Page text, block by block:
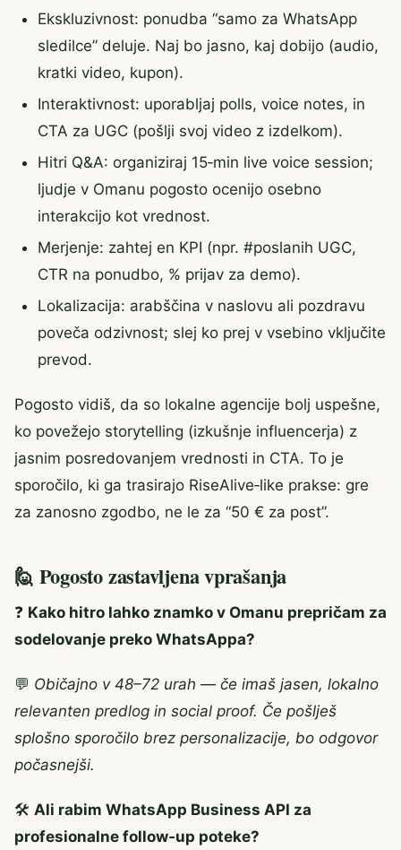
Ekskluzivnost: ponudba “samo za WhatsApp
sledilce” deluje. Naj bo jasno, kaj dobijo (audio,
kratki video, kupon).
Interaktivnost: uporabljaj polls, voice notes, in
CTA za UGC (pošlji svoj video z izdelkom).
Hitri Q&A: organiziraj 15‑min live voice session;
ljudje v Omanu pogosto ocenijo osebno
interakcijo kot vrednost.
Merjenje: zahtej en KPI (npr. #poslanih UGC,
CTR na ponudbo, % prijav za demo).
Lokalizacija: arabščina v naslovu ali pozdravu
poveča odzivnost; slej ko prej v vsebino vključite
prevod.
Pogosto vidiš, da so lokalne agencije bolj uspešne,
ko povežejo storytelling (izkušnje influencerja) z
jasnim posredovanjem vrednosti in CTA. To je
sporočilo, ki ga trasirajo RiseAlive‑like prakse: gre
za zanosno zgodbo, ne le za “50 € za post”.
🙋 Pogosto zastavljena vprašanja
❓ Kako hitro lahko znamko v Omanu prepričam za
sodelovanje preko WhatsAppa?
💬 Običajno v 48–72 urah — če imaš jasen, lokalno
relevanten predlog in social proof. Če pošlješ
splošno sporočilo brez personalizacije, bo odgovor
počasnejši.
🛠️ Ali rabim WhatsApp Business API za
profesionalne follow‑up poteke?